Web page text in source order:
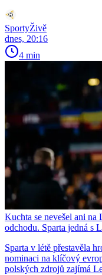
SportyŽivě
dnes, 20:16
4 min
Kuchta se nevešel ani
odchodu. Sparta jedná s
Sparta v létě přestavěla
nominaci na klíčový
polských zdrojů zajímá